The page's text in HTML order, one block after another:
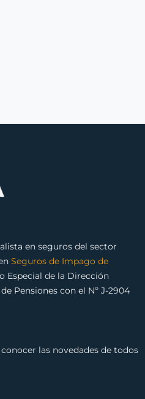
en seguros del sector
Seguros de Impago de
Especial de la Dirección
Pensiones con el Nº J-2904
conocer las novedades de todos